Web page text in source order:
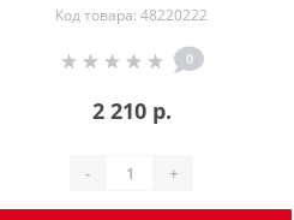
Код товара: 48220222
0
2 210 р.
- +